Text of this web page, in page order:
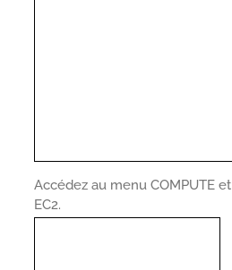
Accédez au menu COMPUTE
EC2.